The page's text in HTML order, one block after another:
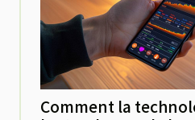
Comment la